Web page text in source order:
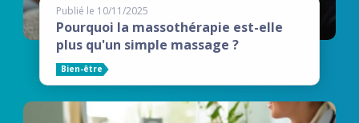
Publié le 10/11/2025
Pourquoi la massothérapie est-elle
plus qu'un simple massage ?
Bien-être